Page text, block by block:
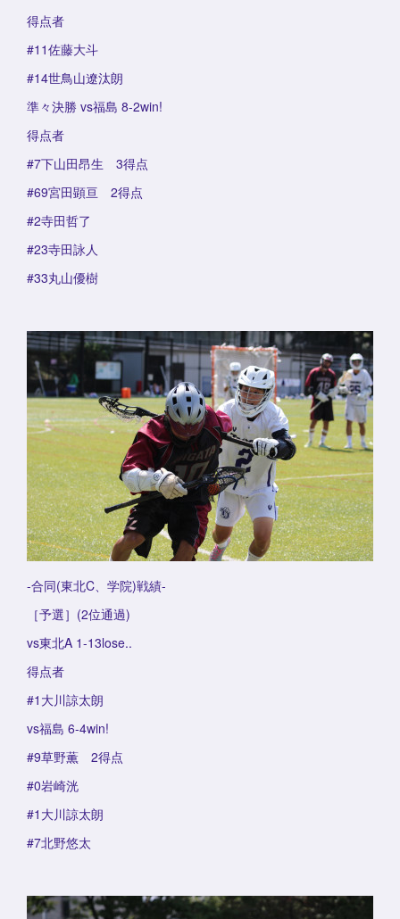
得点者
#11佐藤大斗
#14世鳥山遼汰朗
準々決勝 vs福島 8-2win!
得点者
#7下山田昂生 3得点
#69宮田顕亘 2得点
#2寺田哲了
#23寺田詠人
#33丸山優樹
-合同(東北C、学院)戦績-
［予選］(2位通過)
vs東北A 1-13lose..
得点者
#1大川諒太朗
vs福島 6-4win!
#9草野薫 2得点
#0岩崎洸
#1大川諒太朗
#7北野悠太